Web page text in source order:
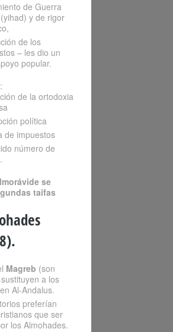
de Guerra
y de rigor
de los
– les dio un
popular.
:
de la ortodoxia
política
de impuestos
número de
se
taifas
Magreb (son
a los
Al-Andalus.
preferían
que ser
los Almohades.